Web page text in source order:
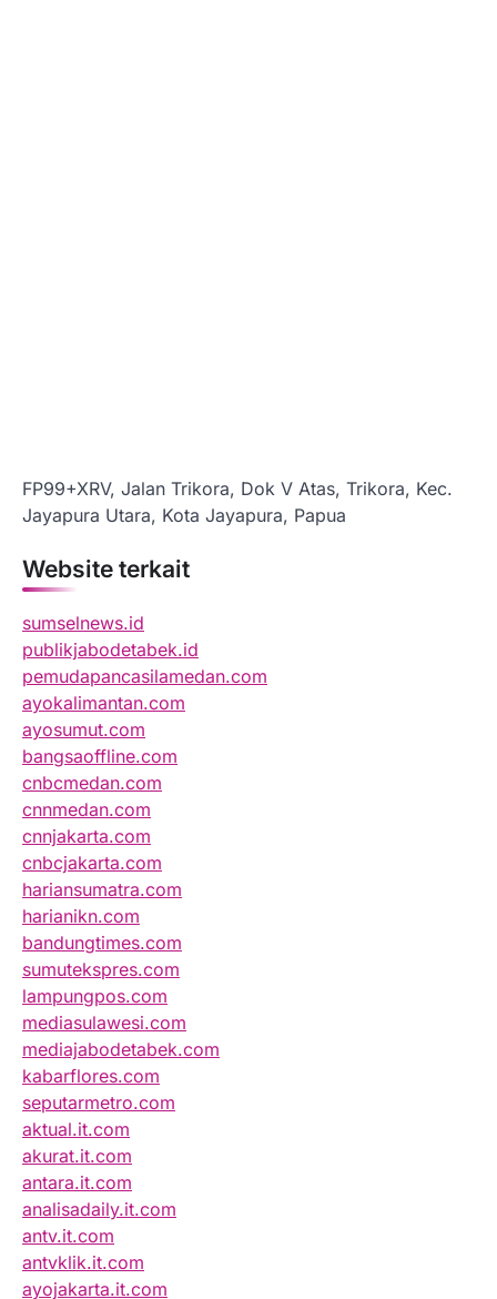
FP99+XRV, Jalan Trikora, Dok V Atas, Trikora, Kec.
Jayapura Utara, Kota Jayapura, Papua
Website terkait
sumselnews.id
publikjabodetabek.id
pemudapancasilamedan.com
ayokalimantan.com
ayosumut.com
bangsaoffline.com
cnbcmedan.com
cnnmedan.com
cnnjakarta.com
cnbcjakarta.com
hariansumatra.com
harianikn.com
bandungtimes.com
sumutekspres.com
lampungpos.com
mediasulawesi.com
mediajabodetabek.com
kabarflores.com
seputarmetro.com
aktual.it.com
akurat.it.com
antara.it.com
analisadaily.it.com
antv.it.com
antvklik.it.com
ayojakarta.it.com